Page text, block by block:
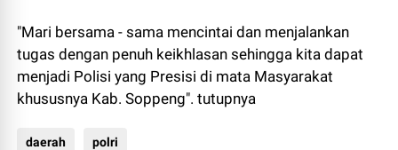
"Mari bersama - sama mencintai dan menjalankan
tugas dengan penuh keikhlasan sehingga kita dapat
menjadi Polisi yang Presisi di mata Masyarakat
khususnya Kab. Soppeng". tutupnya
daerah polri